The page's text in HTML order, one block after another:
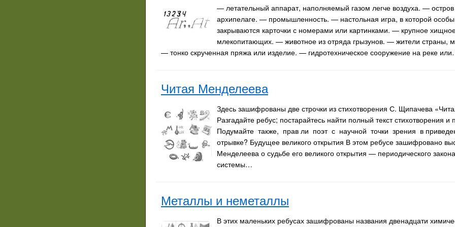
— летательный аппарат, наполняемый газом легче воздуха. —
архипелаге. — промышленность. — настольная игра, в которой
закрываются карточки с номерами или картинками. — крупное
млекопитающих. — животное из отряда грызунов. — жители страны,
— тонко скрученная пряжа или изделие. — гидротехническое сооружение на реке
Читая Менделеева
Здесь зашифрованы две строчки из стихотворения С. Щипачева
Разгадайте ребус; постарайтесь найти полный текст стихотворения и
Подумайте также, прав ли поэт с научной точки зрения в
отрывке? Будущее великого открытия В этом ребусе зашифровано
Менделеева о судьбе его великого открытия — периодического
системы…
Металлы и неметаллы
В этих маленьких ребусах зашифрованы названия двенадцати